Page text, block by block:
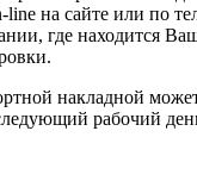
на сайте или по
где находится
накладной
рабочий